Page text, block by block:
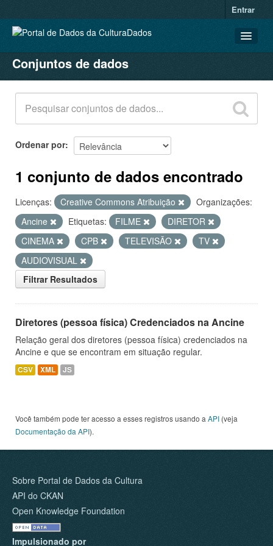
Entrar
CONJUNTOS DE DADOS
ORGANIZAÇÕES
GRUPOS
SOBRE
Conjuntos de dados
Ordenar por
1 conjunto de dados encontrado
Licenças: Creative Commons Atribuição
Organizações:
Ancine
Etiquetas: FILME
DIRETOR
CINEMA
CPB TELEVISÃO
TV
AUDIOVISUAL
Filtrar Resultados
Diretores (pessoa física) Credenciados na Ancine
Relação geral dos diretores (pessoa física) credenciados na
Ancine e que se encontram em situação regular.
CSV XML JS
Você também pode ter acesso a esses registros usando a API (veja
Documentação da API).
Sobre Portal de Dados da Cultura
API do CKAN
Open Knowledge Foundation
Impulsionado por